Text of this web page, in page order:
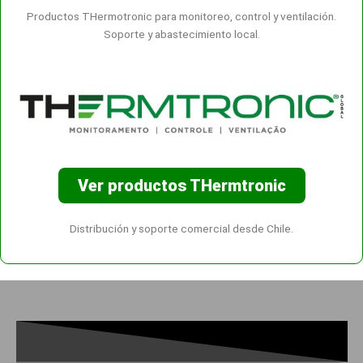
Productos THermotronic para monitoreo, control y ventilación.
Soporte y abastecimiento local.
Ver productos THermtronic
Distribución y soporte comercial desde Chile.